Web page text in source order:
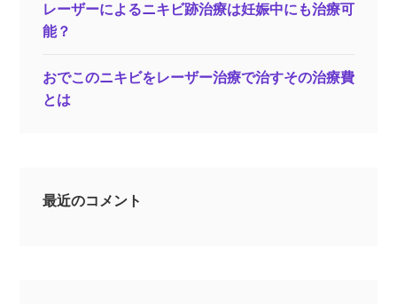
レーザーによるニキビ跡治療は妊娠中にも治療可
能？
おでこのニキビをレーザー治療で治すその治療費
とは
最近のコメント